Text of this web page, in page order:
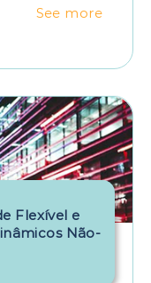
See more
Flexível e
Não-